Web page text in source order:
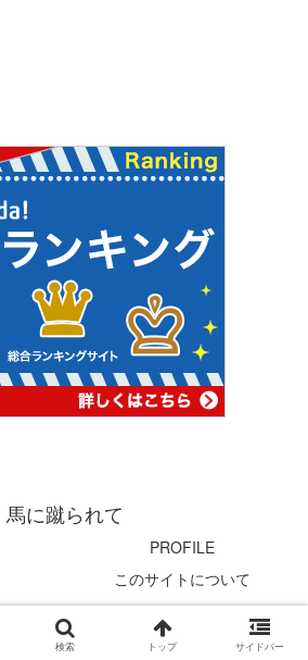
馬に蹴られて
PROFILE
このサイトについて
© 2004 馬に蹴られて.
検索 トップ サイドバー